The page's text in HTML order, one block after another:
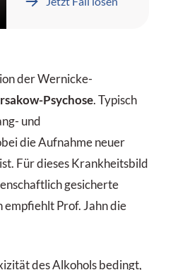
Kopfschmerzen, die
der Wernicke-
Psychose. Typisch
und
die Aufnahme neuer
Für dieses Krankheitsbild
gesicherte
Prof. Jahn die
des Alkohols bedingt,